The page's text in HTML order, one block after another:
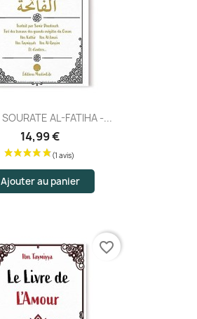
SOURATE AL-FATIHA -...
14,99 €
Ajouter au panier
favorite_border